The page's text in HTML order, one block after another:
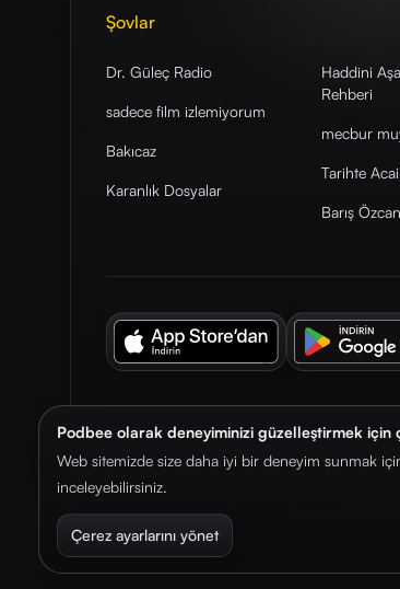
Podbee olarak deneyiminizi güzelleştirmek için
Web sitemizde size daha iyi bir deneyim sunmak
inceleyebilirsiniz.
Çerez ayarlarını yönet
Şovlar
Dr. Güleç Radio
sadece film izlemiyorum
Bakıcaz
Karanlık Dosyalar
Haddini
Rehberi
mecbur
Tarihte
Barış
© 2026. Podbee Media. Tüm hakları saklıdır.